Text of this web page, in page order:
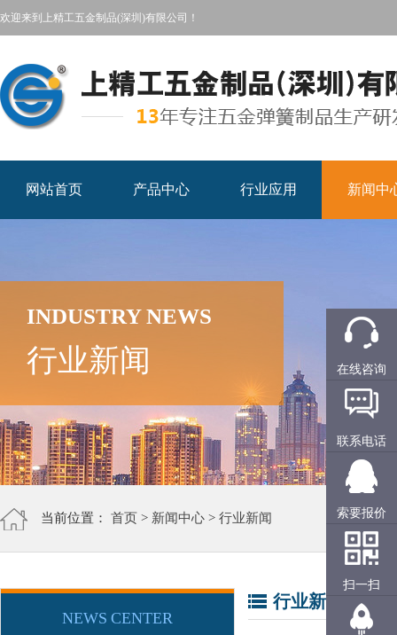
欢迎来到上精工五金制品(深圳)有限公司！
网站首页 产品中心 行业应用 新闻中
INDUSTRY NEWS
行业新闻
当前位置： 首页 > 新闻中心 > 行业新闻
NEWS CENTER
行业新闻
在线咨询
联系电话
索要报价
扫一扫